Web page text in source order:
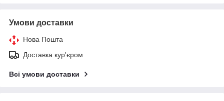
Умови доставки
Нова Пошта
Доставка кур'єром
Всі умови доставки